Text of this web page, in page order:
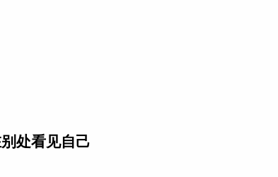
成为正式警察27:50 精神病院如何变成拘禁营33:21
日常：周一升国旗、中文课与思想教育01:09:24 从
内的最底层，村民眼中的“领导”01:47:47 体制内的螺
2023年离开新疆：正式辞职与出走02:08:03 受洗
受审判吗”：法律责任与个人救赎02:30:04 结语：报
感谢本期节目赞助商Mosavi的大力支持！Mosavi
账，使用体验类似微信。欢迎点击链接下载应用体验
https://play.google.com/store/apps/
处看见自己